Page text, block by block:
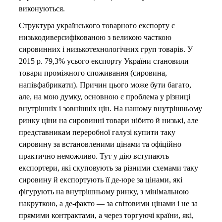
виконуються.
Структура українського товарного експорту є
низькодиверсифікованою з великою часткою
сировинних і низькотехнологічних груп товарів. У
2015 р. 79,3% усього експорту України становили
товари проміжного споживання (сировина,
напівфабрикати). Причин цього може бути багато,
але, на мою думку, основною є проблема у різниці
внутрішніх і зовнішніх цін. На нашому внутрішньому
ринку ціни на сировинні товари нібито й низькі, але
представникам переробної галузі купити таку
сировину за встановленими цінами та офіційно
практично неможливо. Тут у дію вступають
експортери, які скуповують за різними схемами таку
сировину й експортують її де-юре за цінами, які
фігурують на внутрішньому ринку, з мінімальною
накруткою, а де-факто — за світовими цінами і не за
прямими контрактами, а через торгуючі країни, які,